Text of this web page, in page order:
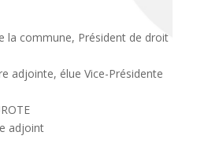
la commune, Président de droit
adjointe, élue Vice-Présidente
adjoint